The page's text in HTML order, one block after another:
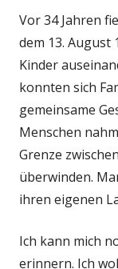
Vor 34 Jahren
dem 13. August
Kinder
konnten sich
gemeinsame
Menschen
Grenze
überwinden.
ihren eigenen
Ich kann mich
erinnern. Ich